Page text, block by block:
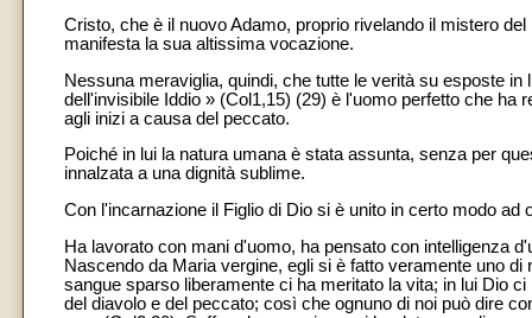
Cristo, che è il nuovo Adamo, proprio rivelando il mistero
manifesta la sua altissima vocazione.
Nessuna meraviglia, quindi, che tutte le verità su esposte
dell'invisibile Iddio » (Col1,15) (29) è l'uomo perfetto che ha
agli inizi a causa del peccato.
Poiché in lui la natura umana è stata assunta, senza per
innalzata a una dignità sublime.
Con l'incarnazione il Figlio di Dio si è unito in certo modo ad
Ha lavorato con mani d'uomo, ha pensato con intelligenza
Nascendo da Maria vergine, egli si è fatto veramente uno
sangue sparso liberamente ci ha meritato la vita; in lui Dio
del diavolo e del peccato; così che ognuno di noi può dire